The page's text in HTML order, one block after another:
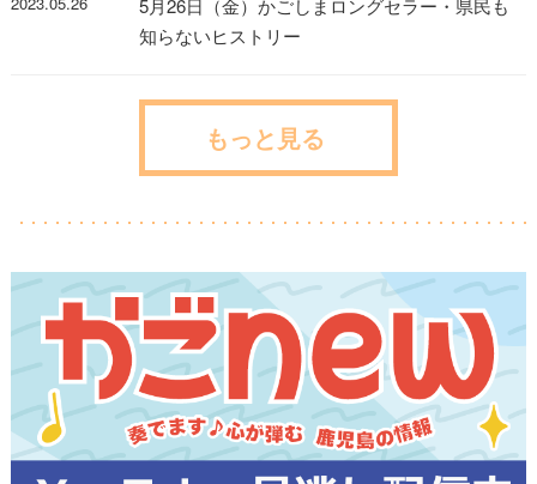
5月26日（金）かごしまロングセラー・県民も
知らないヒストリー
もっと見る